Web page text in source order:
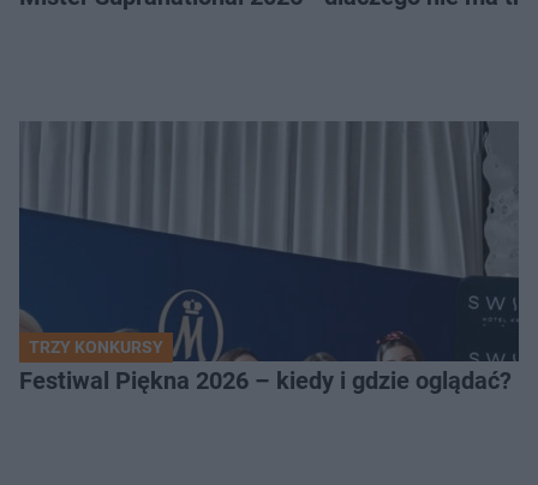
TRZY KONKURSY
Festiwal Piękna 2026 – kiedy i gdzie oglądać?